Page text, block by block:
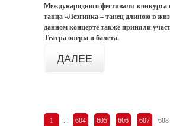
Международного фестиваля-конкурса
танца «Лезгинка – танец длиною в
данном концерте также приняли
Театра оперы и балета.
ДАЛЕЕ
1 ... 604 605 606 607 608